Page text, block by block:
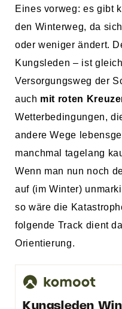
Eines vorweg: es gibt
den Winterweg, da
oder weniger ändert.
Kungsleden – ist
Versorgungsweg der
auch mit roten
Wetterbedingungen,
andere Wege
manchmal tagelang
Wenn man nun noch
auf (im Winter)
so wäre die
folgende Track dient
Orientierung.